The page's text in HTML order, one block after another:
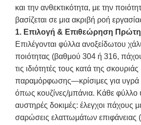
και την ανθεκτικότητα, με την
βασίζεται σε μια ακριβή ροή
1. Επιλογή & Επιθεώρηση
Επιλέγονται φύλλα ανοξείδωτου
ποιότητας (βαθμού 304 ή 316,
τις ιδιότητές τους κατά της σκουριάς
παραμόρφωσης—κρίσιμες για υγρά
όπως κουζίνες/μπάνια. Κάθε φύλλο
αυστηρές δοκιμές: έλεγχοι πάχους
σαρώσεις ελαττωμάτων επιφάνειας